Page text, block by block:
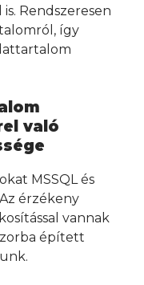
Rendszeresen
így
való
MSSQL és
érzékeny
vannak
épített